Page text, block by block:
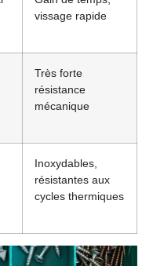
vissage rapide
Très forte
résistance
mécanique
Inoxydables,
résistantes aux
cycles thermiques